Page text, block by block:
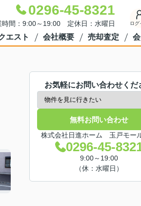
0296-45-8321
時間：9:00～19:00 定休日：水曜日 ログ
エスト 会社概要 売却査定
お気軽にお問い合わせくだ
無料お問い合わせ
株式会社日進ホーム 玉戸モー
0296-45-
9:00～19:00
（休：水曜日）